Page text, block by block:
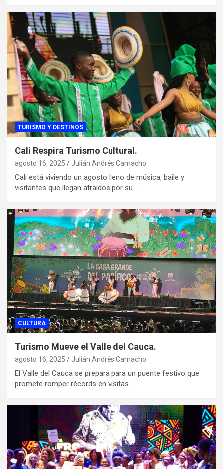
TURISMO Y DESTINOS
Cali Respira Turismo Cultural.
agosto 16, 2025 Julián Andrés Camacho
Cali está viviendo un agosto lleno de música, baile y
visitantes que llegan atraídos por su…
CULTURA
Turismo Mueve el Valle del Cauca.
agosto 16, 2025 Julián Andrés Camacho
El Valle del Cauca se prepara para un puente festivo que
promete romper récords en visitas…